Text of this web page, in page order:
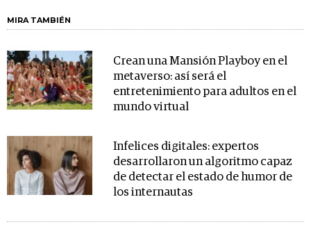
MIRA TAMBIÉN
Crean una Mansión Playboy en el
metaverso: así será el
entretenimiento para adultos en el
mundo virtual
Infelices digitales: expertos
desarrollaron un algoritmo capaz
de detectar el estado de humor de
los internautas